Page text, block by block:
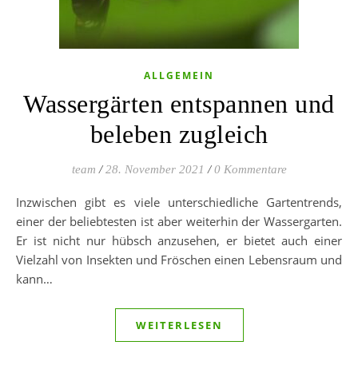
ALLGEMEIN
Wassergärten entspannen und
beleben zugleich
team / 28. November 2021 / 0 Kommentare
Inzwischen gibt es viele unterschiedliche Gartentrends,
einer der beliebtesten ist aber weiterhin der Wassergarten.
Er ist nicht nur hübsch anzusehen, er bietet auch einer
Vielzahl von Insekten und Fröschen einen Lebensraum und
kann…
WEITERLESEN